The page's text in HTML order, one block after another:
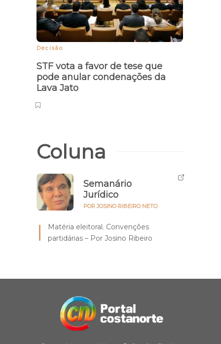
Decisão
STF vota a favor de tese que
pode anular condenações da
Lava Jato
Coluna
Semanário
Jurídico
POR JOSINO RIBEIRO NETO
Matéria eleitoral. Convenções
partidárias – Por Josino Ribeiro